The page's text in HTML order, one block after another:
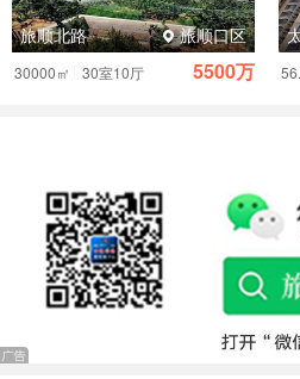
通过与对方交谈，陈大蓬得知
持续了40多分钟。
虽然耽误了回家，但陈大蓬感觉
生命更让我高兴的事了。”原来
六个年头了。在一起又一起的救
旅顺北路 旅顺口区
30000㎡ 30室10厅 5500万